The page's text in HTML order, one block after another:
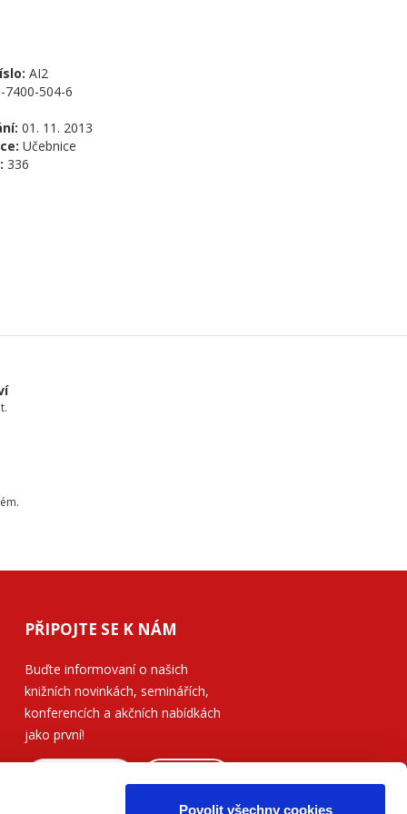
Povolit všechny cookies
AI2
504-6
01. 11. 2013
Učebnice
336
PŘIPOJTE SE K NÁM
Buďte informovaní o našich
knižních novinkách, seminářích,
konferencích a akčních nabídkách
jako první!